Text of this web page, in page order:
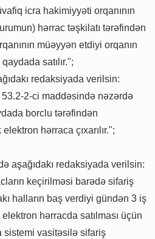
icra hakimiyyəti orqanının
hərrac təşkilatı tərəfindən
müəyyən etdiyi orqanın
satılır.";
redaksiyada verilsin:
2-ci maddəsində nəzərdə
borclu tərəfindən
hərraca çıxarılır.";
aşağıdakı redaksiyada verilsin:
keçirilməsi barədə sifariş
halların baş verdiyi gündən 3 iş
hərracda satılması üçün
sistemi vasitəsilə sifariş